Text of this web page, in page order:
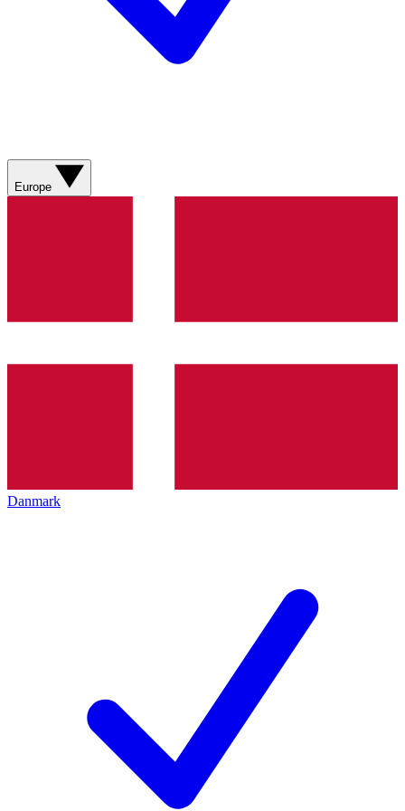
Europe
Danmark